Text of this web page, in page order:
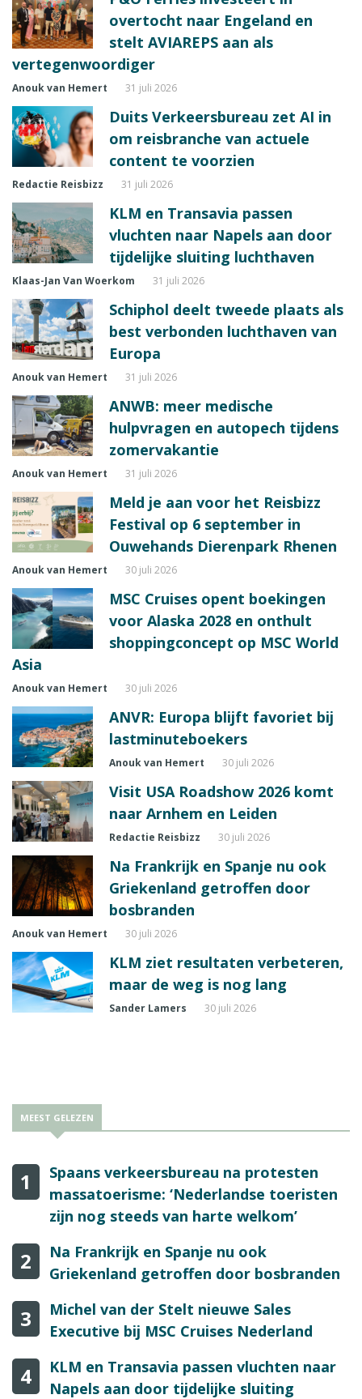
overtocht naar Engeland en
stelt AVIAREPS aan als
vertegenwoordiger
Anouk van Hemert 31 juli 2026
Duits Verkeersbureau zet AI in
om reisbranche van actuele
content te voorzien
Redactie Reisbizz 31 juli 2026
KLM en Transavia passen
vluchten naar Napels aan door
tijdelijke sluiting luchthaven
Klaas-Jan Van Woerkom 31 juli 2026
Schiphol deelt tweede plaats als
best verbonden luchthaven van
Europa
Anouk van Hemert 31 juli 2026
ANWB: meer medische
hulpvragen en autopech tijdens
zomervakantie
Anouk van Hemert 31 juli 2026
Meld je aan voor het Reisbizz
Festival op 6 september in
Ouwehands Dierenpark Rhenen
Anouk van Hemert 30 juli 2026
MSC Cruises opent boekingen
voor Alaska 2028 en onthult
shoppingconcept op MSC World
Asia
Anouk van Hemert 30 juli 2026
ANVR: Europa blijft favoriet bij
lastminuteboekers
Anouk van Hemert 30 juli 2026
Visit USA Roadshow 2026 komt
naar Arnhem en Leiden
Redactie Reisbizz 30 juli 2026
Na Frankrijk en Spanje nu ook
Griekenland getroffen door
bosbranden
Anouk van Hemert 30 juli 2026
KLM ziet resultaten verbeteren,
maar de weg is nog lang
Sander Lamers 30 juli 2026
MEEST GELEZEN
1
Spaans verkeersbureau na protesten
massatoerisme: ‘Nederlandse toeristen
zijn nog steeds van harte welkom’
2
Na Frankrijk en Spanje nu ook
Griekenland getroffen door bosbranden
3
Michel van der Stelt nieuwe Sales
Executive bij MSC Cruises Nederland
4
KLM en Transavia passen vluchten naar
Napels aan door tijdelijke sluiting